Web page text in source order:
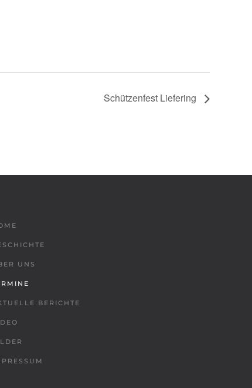
Schützenfest Liefering
UNS
BERICHTE